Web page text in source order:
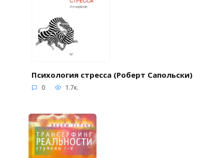
Психология стресса (Роберт Сапольски)
0 1.7к.